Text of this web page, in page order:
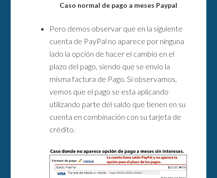
Caso normal de pago a meses Paypal
Pero demos observar que en la siguiente
cuenta de PayPal no aparece por ninguna
lado la opción de hacer el cambio en el
plazo del pago, siendo que se envio la
misma factura de Pago. Si observamos,
vemos que el pago se esta aplicando
utilizando parte del saldo que tienen en su
cuenta en combinación con su tarjeta de
crédito.